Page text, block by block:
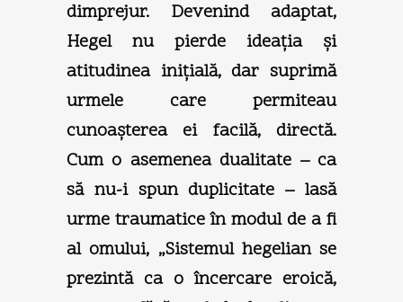
dimprejur. Devenind adaptat,
Hegel nu pierde ideaţia şi
atitudinea iniţială, dar suprimă
urmele care permiteau
cunoaşterea ei facilă, directă.
Cum o asemenea dualitate – ca
să nu-i spun duplicitate – lasă
urme traumatice în modul de a fi
al omului, „Sistemul hegelian se
prezintă ca o încercare eroică,